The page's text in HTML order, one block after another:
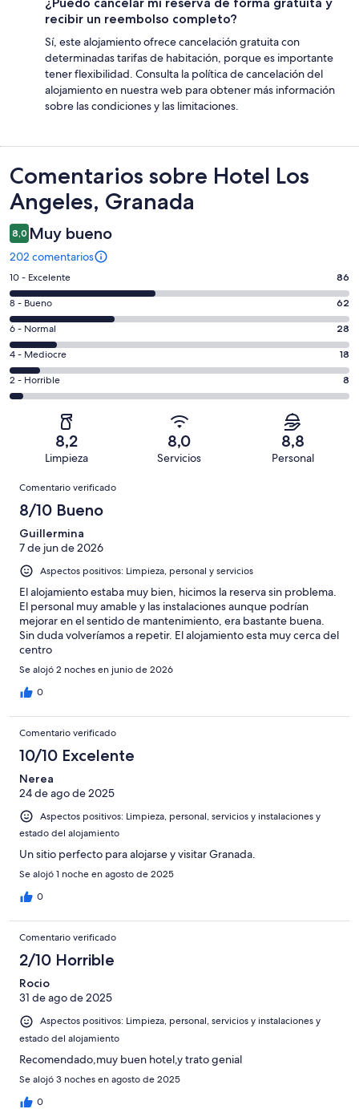
recibir un reembolso completo?
Sí, este alojamiento ofrece cancelación gratuita con
determinadas tarifas de habitación, porque es importante
tener flexibilidad. Consulta la política de cancelación del
alojamiento en nuestra web para obtener más información
sobre las condiciones y las limitaciones.
Comentarios
Comentarios sobre Hotel Los
Angeles, Granada
8,0 Muy bueno
202 comentarios
86
comentarios
de
un
total
de
202
con
puntuación
10 - Excelente 86
62
comentarios
de
un
total
de
puntuación
8 - Bueno 62
28
comentarios
de
un
total
puntuación
Normal
6 - Normal 28
18
comentarios
de
una
puntuación
Mediocre
4 - Mediocre 18
8
comentarios
202
una
puntuación
de
Horrible
2 - Horrible 8
8,2
Limpieza
8,0
Servicios
8,8
Personal
Comentarios
Comentario verificado
8/10 Bueno
Guillermina
7 de jun de 2026
Aspectos positivos: Limpieza, personal y servicios
El alojamiento estaba muy bien, hicimos la reserva sin problema.
El personal muy amable y las instalaciones aunque podrían
mejorar en el sentido de mantenimiento, era bastante buena.
Sin duda volveríamos a repetir. El alojamiento esta muy cerca del
centro
Se alojó 2 noches en junio de 2026
0
Comentario verificado
10/10 Excelente
Nerea
24 de ago de 2025
Aspectos positivos: Limpieza, personal, servicios y instalaciones y
estado del alojamiento
Un sitio perfecto para alojarse y visitar Granada.
Se alojó 1 noche en agosto de 2025
0
Comentario verificado
2/10 Horrible
Rocio
31 de ago de 2025
Aspectos positivos: Limpieza, personal, servicios y instalaciones y
estado del alojamiento
Recomendado,muy buen hotel,y trato genial
Se alojó 3 noches en agosto de 2025
0